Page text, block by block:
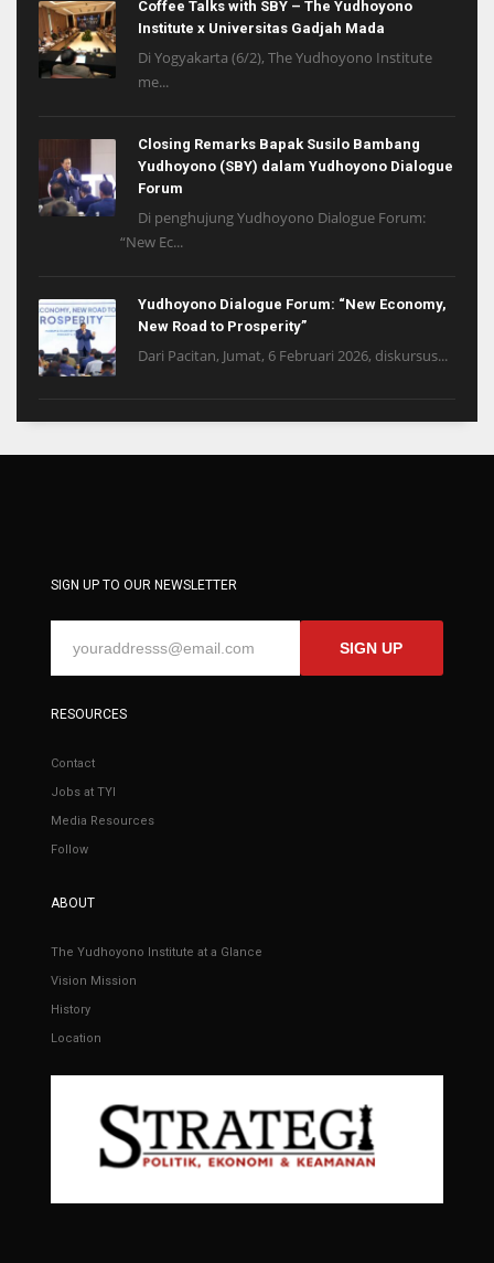
Coffee Talks with SBY – The Yudhoyono
Institute x Universitas Gadjah Mada
Di Yogyakarta (6/2), The Yudhoyono Institute
me...
Closing Remarks Bapak Susilo Bambang
Yudhoyono (SBY) dalam Yudhoyono Dialogue
Forum
Di penghujung Yudhoyono Dialogue Forum:
“New Ec...
Yudhoyono Dialogue Forum: “New Economy,
New Road to Prosperity”
Dari Pacitan, Jumat, 6 Februari 2026, diskursus...
SIGN UP TO OUR NEWSLETTER
SIGN UP
RESOURCES
Contact
Jobs at TYI
Media Resources
Follow
ABOUT
The Yudhoyono Institute at a Glance
Vision Mission
History
Location